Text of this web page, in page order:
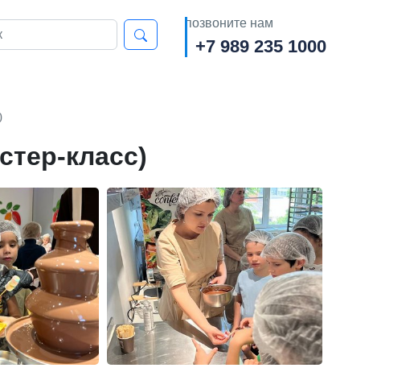
позвоните нам
+7 989 235 1000
класс)